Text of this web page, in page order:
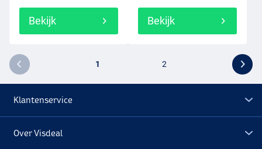
Bekijk Bekijk
1 2
Klantenservice
Over Visdeal